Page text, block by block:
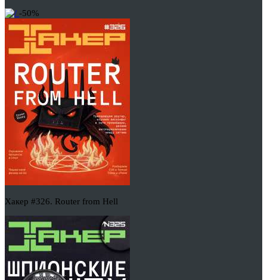
-50%
Хакер #326. Router from Hell